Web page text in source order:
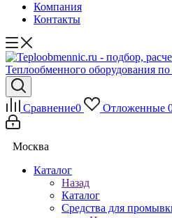
Компания
Контакты
Сравнение0 Отложенные
Москва
Каталог
Назад
Каталог
Средства для